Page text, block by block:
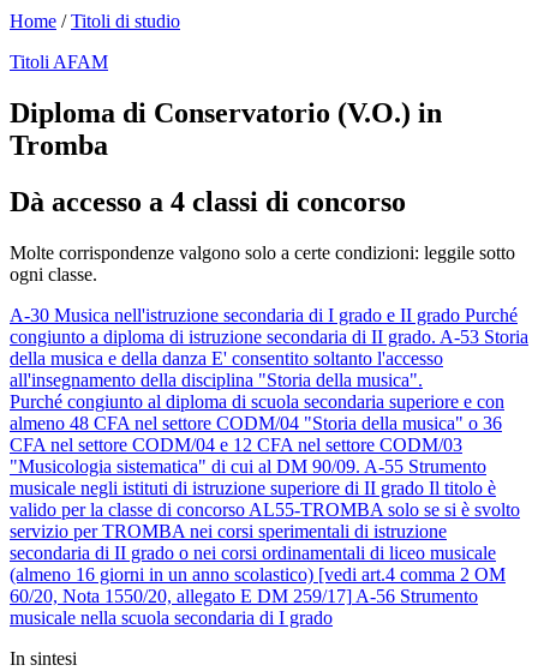
Home /Titoli di studio
Titoli AFAM
Diploma di Conservatorio (V.O.) in
Tromba
Dà accesso a 4 classi di concorso
Molte corrispondenze valgono solo a certe condizioni: leggile sotto
ogni classe.
A-30 Musica nell'istruzione secondaria di I grado e II grado Purché
congiunto a diploma di istruzione secondaria di II grado. A-53 Storia
della musica e della danza E' consentito soltanto l'accesso
all'insegnamento della disciplina "Storia della musica".
Purché congiunto al diploma di scuola secondaria superiore e con
almeno 48 CFA nel settore CODM/04 "Storia della musica" o 36
CFA nel settore CODM/04 e 12 CFA nel settore CODM/03
"Musicologia sistematica" di cui al DM 90/09. A-55 Strumento
musicale negli istituti di istruzione superiore di II grado Il titolo è
valido per la classe di concorso AL55-TROMBA solo se si è svolto
servizio per TROMBA nei corsi sperimentali di istruzione
secondaria di II grado o nei corsi ordinamentali di liceo musicale
(almeno 16 giorni in un anno scolastico) [vedi art.4 comma 2 OM
60/20, Nota 1550/20, allegato E DM 259/17] A-56 Strumento
musicale nella scuola secondaria di I grado
In sintesi